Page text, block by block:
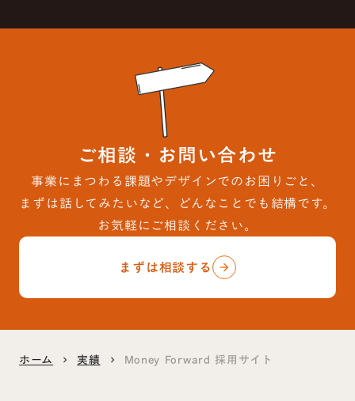
ご相談・お問い合わせ
事業にまつわる課題やデザインでのお困りごと、
まずは話してみたいなど、どんなことでも結構です。
お気軽にご相談ください。
まずは相談する
arrow_forward
ホーム keyboard_arrow_right 実績 keyboard_arrow_right Money Forward 採用サイト